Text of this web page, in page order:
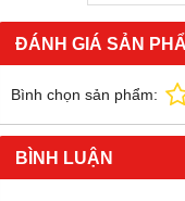
ĐÁNH GIÁ SẢN
Bình chọn sản phẩm:
BÌNH LUẬN